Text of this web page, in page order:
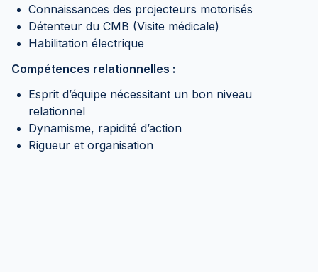
Connaissances des projecteurs motorisés
Détenteur du CMB (Visite médicale)
Habilitation électrique
Compétences relationnelles :
Esprit d’équipe nécessitant un bon niveau
relationnel
Dynamisme, rapidité d’action
Rigueur et organisation